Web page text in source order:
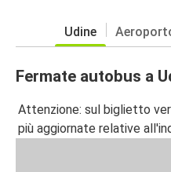
Udine
Fermate autobus a
Attenzione: sul biglietto
più aggiornate relative